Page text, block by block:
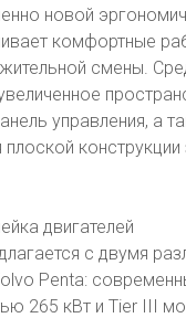
новой
комфортные
смены.
управления, а
конструкции
двигателей
с двумя
Penta:
265 кВт и Tier III